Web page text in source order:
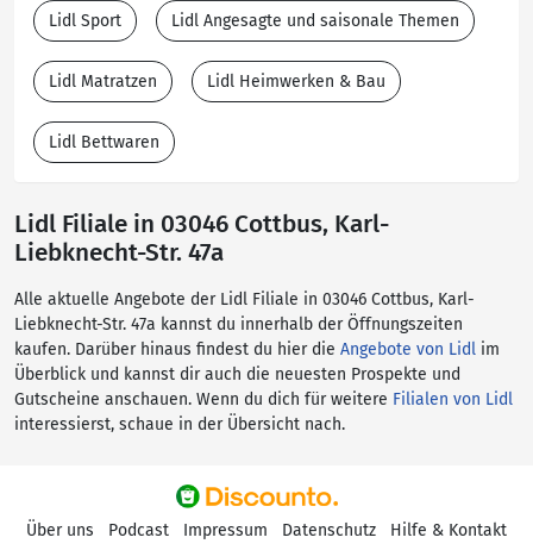
Lidl Sport Lidl Angesagte und saisonale Themen
Lidl Matratzen Lidl Heimwerken & Bau
Lidl Bettwaren
Lidl Filiale in 03046 Cottbus, Karl-
Liebknecht-Str. 47a
Alle aktuelle Angebote der Lidl Filiale in 03046 Cottbus, Karl-
Liebknecht-Str. 47a kannst du innerhalb der Öffnungszeiten
kaufen. Darüber hinaus findest du hier die Angebote von Lidl im
Überblick und kannst dir auch die neuesten Prospekte und
Gutscheine anschauen. Wenn du dich für weitere Filialen von Lidl
interessierst, schaue in der Übersicht nach.
Über uns Podcast Impressum Datenschutz Hilfe & Kontakt